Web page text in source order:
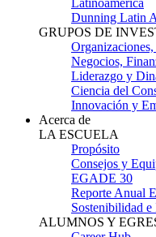
Latinoamérica
Dunning Latin
GRUPOS DE
Negocios,
Liderazgo y
Ciencia del
Innovación y
Acerca de
LA ESCUELA
Propósito
Consejos y
EGADE 30
Reporte Anual
Sostenibilidad
ALUMNOS Y